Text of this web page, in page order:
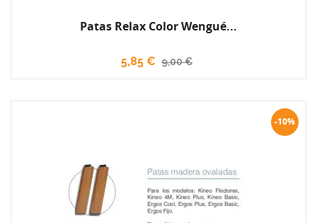
Patas Relax Color Wengué...
5,85 € 9,00 €
-10%